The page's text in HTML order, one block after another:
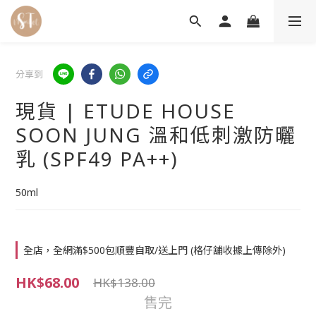
分享到
現貨 | ETUDE HOUSE
SOON JUNG 溫和低刺激防曬
乳 (SPF49 PA++)
50ml
全店，全網滿$500包順豐自取/送上門 (格仔舖收據上傳除外)
HK$68.00 HK$138.00
售完